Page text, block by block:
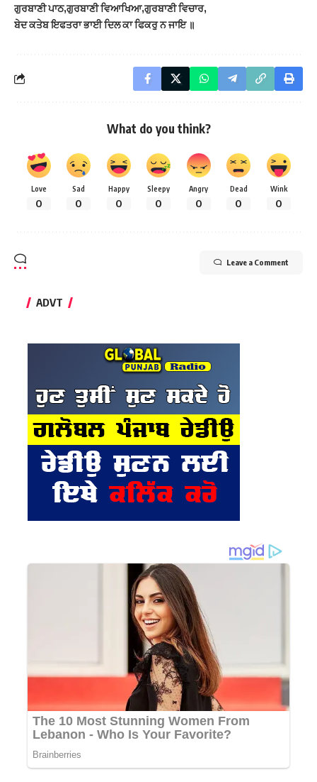
ਗੁਰਬਾਣੀ ਪਾਠ ਗੁਰਬਾਣੀ ਵਿਆਖਿਆ ਗੁਰਬਾਣੀ ਵਿਚਾਰ
ਬੇਦ ਕਤੇਬ ਇਫਤਰਾ ਭਾਈ ਦਿਲ ਕਾ ਫਿਕਰੁ ਨ ਜਾਇ ॥
What do you think?
Love
0
Sad
0
Happy
0
Sleepy
0
Angry
0
Dead
0
Wink
0
Leave a Comment
ADVT